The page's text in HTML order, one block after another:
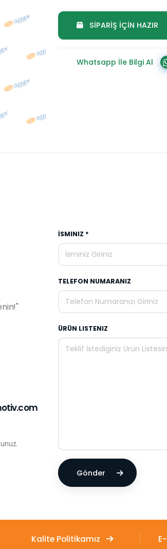
SİPARİŞ İÇİN HAZIR
Whatsapp İle Bilgi Al
İSMINIZ *
TELEFON NUMARANIZ
ÜRÜN LISTENIZ
Gönder
Kalite Politikamız